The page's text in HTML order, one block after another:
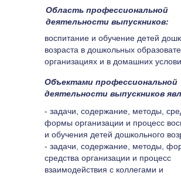
Область профессиональной
деятельности выпускников:
- задачи, содержание, методы,
формы организации и процесс
и обучения детей дошкольного
- задачи, содержание, методы,
средства организации и процесс
взаимодействия с коллегами и
воспитание и обучение детей
возраста в дошкольных
организациях и в домашних
Объектами профессиональной
деятельности выпускников